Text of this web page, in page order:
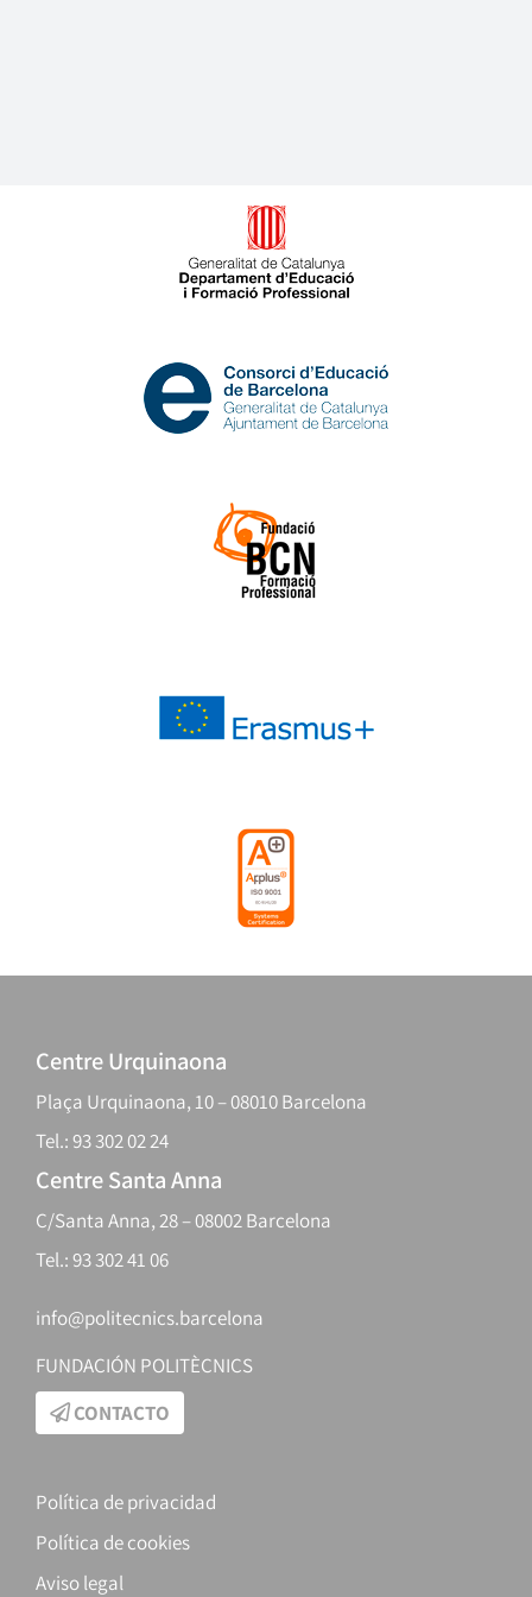
Centre Urquinaona
Plaça Urquinaona, 10 – 08010 Barcelona
Tel.: 93 302 02 24
Centre Santa Anna
C/Santa Anna, 28 – 08002 Barcelona
Tel.: 93 302 41 06
info@politecnics.barcelona
FUNDACIÓN POLITÈCNICS
CONTACTO
Política de privacidad
Política de cookies
Aviso legal